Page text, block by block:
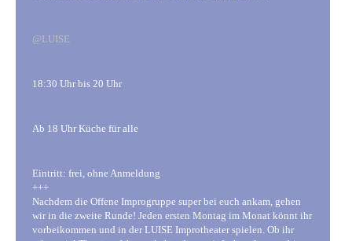
@LUISE
18:30 Uhr bis 20 Uhr
Ab 18 Uhr Küche für alle
Eintritt: frei, ohne Anmeldung
+++
Nachdem die Offene Improgruppe super bei euch ankam, gehen
wir in die zweite Runde! Jeden ersten Montag im Monat könnt ihr
vorbeikommen und in der LUISE Improtheater spielen. Ob ihr